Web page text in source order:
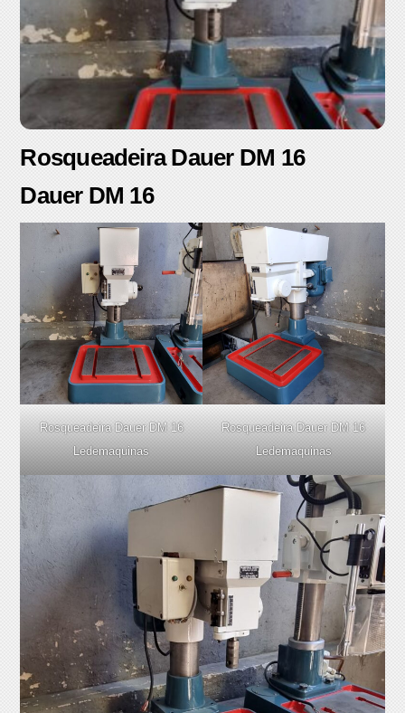
Rosqueadeira Dauer DM 16
Dauer DM 16
Rosqueadeira Dauer DM 16
Ledemaquinas
Rosqueadeira Dauer DM 16
Ledemaquinas